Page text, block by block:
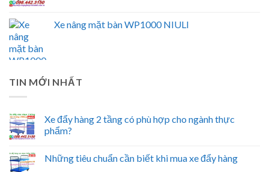
Xe nâng mặt bàn WP1000 NIULI
TIN MỚI NHẤT
Xe đẩy hàng 2 tầng có phù hợp cho ngành thực
phẩm?
Những tiêu chuẩn cần biết khi mua xe đẩy hàng